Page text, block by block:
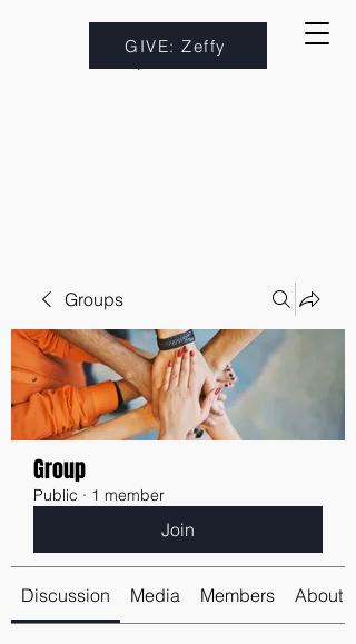
GIVE: Zeffy
Groups
Group
Public · 1 member
Join
Discussion Media Members About